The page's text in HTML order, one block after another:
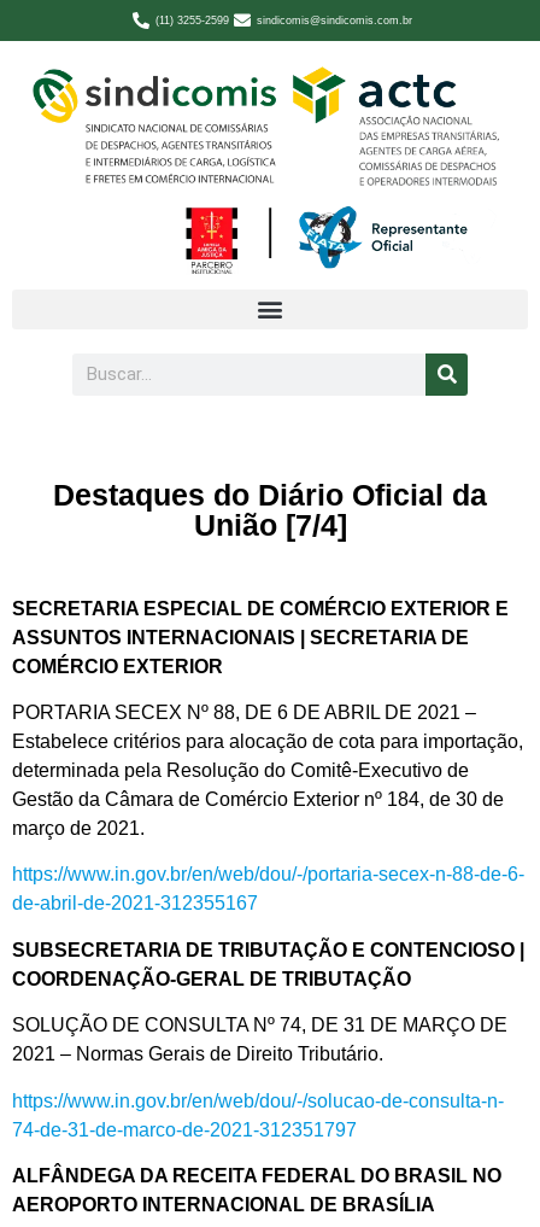
(11) 3255-2599 sindicomis@sindicomis.com.br
Destaques do Diário Oficial da
União [7/4]
SECRETARIA ESPECIAL DE COMÉRCIO EXTERIOR E
ASSUNTOS INTERNACIONAIS | SECRETARIA DE
COMÉRCIO EXTERIOR
PORTARIA SECEX Nº 88, DE 6 DE ABRIL DE 2021 –
Estabelece critérios para alocação de cota para importação,
determinada pela Resolução do Comitê-Executivo de
Gestão da Câmara de Comércio Exterior nº 184, de 30 de
março de 2021.
https://www.in.gov.br/en/web/dou/-/portaria-secex-n-88-de-6-
de-abril-de-2021-312355167
SUBSECRETARIA DE TRIBUTAÇÃO E CONTENCIOSO |
COORDENAÇÃO-GERAL DE TRIBUTAÇÃO
SOLUÇÃO DE CONSULTA Nº 74, DE 31 DE MARÇO DE
2021 – Normas Gerais de Direito Tributário.
https://www.in.gov.br/en/web/dou/-/solucao-de-consulta-n-
74-de-31-de-marco-de-2021-312351797
ALFÂNDEGA DA RECEITA FEDERAL DO BRASIL NO
AEROPORTO INTERNACIONAL DE BRASÍLIA